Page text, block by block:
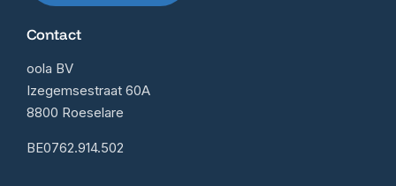
Contact
oola BV
Izegemsestraat 60A
8800 Roeselare
BE0762.914.502